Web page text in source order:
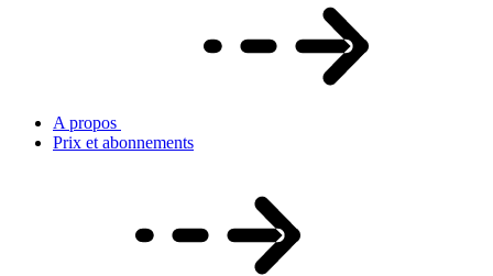
A propos
Prix et abonnements